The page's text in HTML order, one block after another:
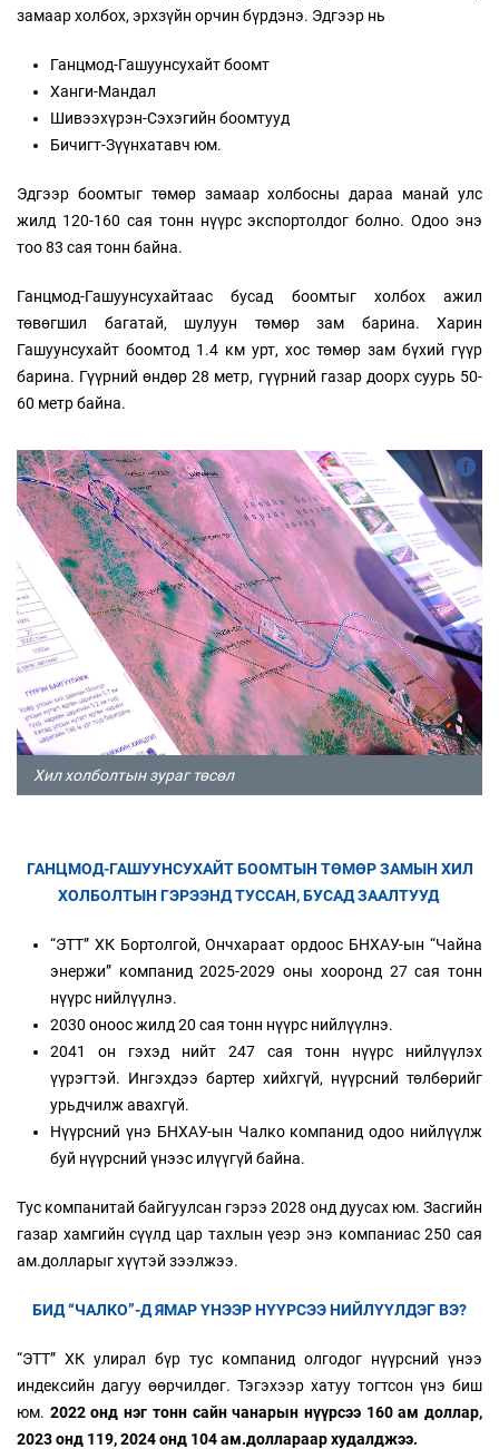
замаар холбох, эрхзүйн орчин бүрдэнэ. Эдгээр нь
Ганцмод-Гашуунсухайт боомт
Ханги-Мандал
Шивээхүрэн-Сэхэгийн боомтууд
Бичигт-Зүүнхатавч юм.
Эдгээр боомтыг төмөр замаар холбосны дараа манай улс
жилд 120-160 сая тонн нүүрс экспортолдог болно. Одоо энэ
тоо 83 сая тонн байна.
Ганцмод-Гашуунсухайтаас бусад боомтыг холбох ажил
төвөгшил багатай, шулуун төмөр зам барина. Харин
Гашуунсухайт боомтод 1.4 км урт, хос төмөр зам бүхий гүүр
барина. Гүүрний өндөр 28 метр, гүүрний газар доорх суурь 50-
60 метр байна.
Хил холболтын зураг төсөл
ГАНЦМОД-ГАШУУНСУХАЙТ БООМТЫН ТӨМӨР ЗАМЫН ХИЛ
ХОЛБОЛТЫН ГЭРЭЭНД ТУССАН, БУСАД ЗААЛТУУД
“ЭТТ” ХК Бортолгой, Ончхараат ордоос БНХАУ-ын “Чайна
энержи” компанид 2025-2029 оны хооронд 27 сая тонн
нүүрс нийлүүлнэ.
2030 оноос жилд 20 сая тонн нүүрс нийлүүлнэ.
2041 он гэхэд нийт 247 сая тонн нүүрс нийлүүлэх
үүрэгтэй. Ингэхдээ бартер хийхгүй, нүүрсний төлбөрийг
урьдчилж авахгүй.
Нүүрсний үнэ БНХАУ-ын Чалко компанид одоо нийлүүлж
буй нүүрсний үнээс илүүгүй байна.
Тус компанитай байгуулсан гэрээ 2028 онд дуусах юм. Засгийн
газар хамгийн сүүлд цар тахлын үеэр энэ компаниас 250 сая
ам.долларыг хүүтэй зээлжээ.
БИД “ЧАЛКО”-Д ЯМАР ҮНЭЭР НҮҮРСЭЭ НИЙЛҮҮЛДЭГ ВЭ?
“ЭТТ” ХК улирал бүр тус компанид олгодог нүүрсний үнээ
индексийн дагуу өөрчилдөг. Тэгэхээр хатуу тогтсон үнэ биш
юм. 2022 онд нэг тонн сайн чанарын нүүрсээ 160 ам доллар,
2023 онд 119, 2024 онд 104 ам.доллараар худалджээ.